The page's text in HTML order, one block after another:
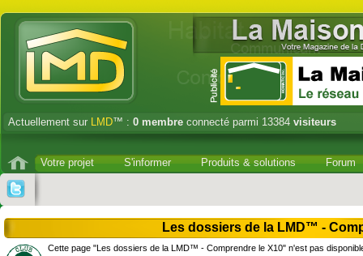
Actuellement sur LMD™ : 0 membre connecté parmi 13384 visiteurs
Votre projet S'informer Produits & solutions Forum
Les dossiers de la LMD™ -
Cette page "Les dossiers de la LMD™ - Comprendre le X10" n'est pas